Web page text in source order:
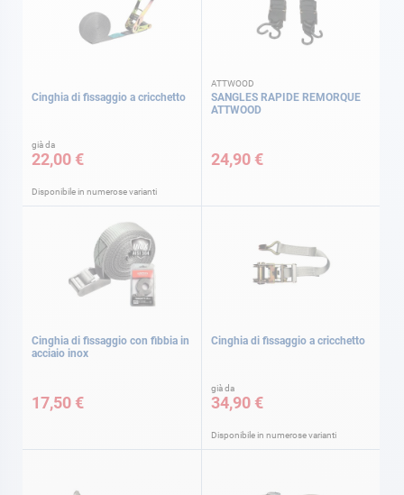
Cinghia di fissaggio a cricchetto
già da
22,00 €
Disponibile in numerose varianti
ATTWOOD
SANGLES RAPIDE REMORQUE
ATTWOOD
24,90 €
Cinghia di fissaggio con fibbia in
acciaio inox
17,50 €
Cinghia di fissaggio a cricchetto
già da
34,90 €
Disponibile in numerose varianti